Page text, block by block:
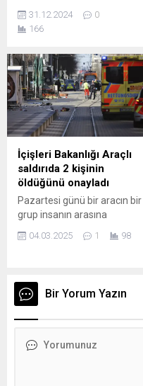
olacak. Yeni yıl pek çok
yeniliği de beraberinde
değişiklikler geçerli olacak?
Vatandaşın parası
değişmedi Vatandaşın
fayda miktarı değişmedi.
Bekar yetişkinler ayda 563
avro almaya devam
ederken, partneriyle
yaşayanlar 506 avro alıyor....
31.12.2024
0
166
İçişleri Bakanlığı Araçlı
saldırıda 2 kişinin
öldüğünü onayladı
Pazartesi günü bir aracın bir
grup insanın arasına
dalması sonucu en az iki
kişinin hayatını kaybettiği
haber ajansı dpa, ağır
yaralanan bir ikinci kişinin
bildirdi. 83 yaşında bir kadın
04.03.2025 1 98
Bir Yorum Yazın